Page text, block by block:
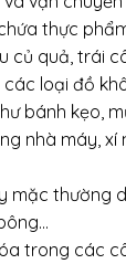
thực
củ quả, trái
các loại đồ
bánh kẹo,
nhà máy,
mặc thường
trong các